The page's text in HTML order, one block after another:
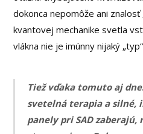
dokonca nepomôže ani
kvantovej mechanike svetla
vlákna nie je imúnny nijaký
Tiež vďaka tomuto aj
svetelná terapia a silné,
panely pri SAD